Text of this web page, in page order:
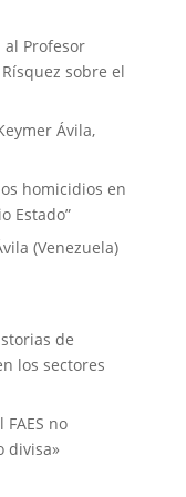
al Profesor
sobre el
Ávila,
homicidios en
Estado”
(Venezuela)
de
los sectores
no
divisa»